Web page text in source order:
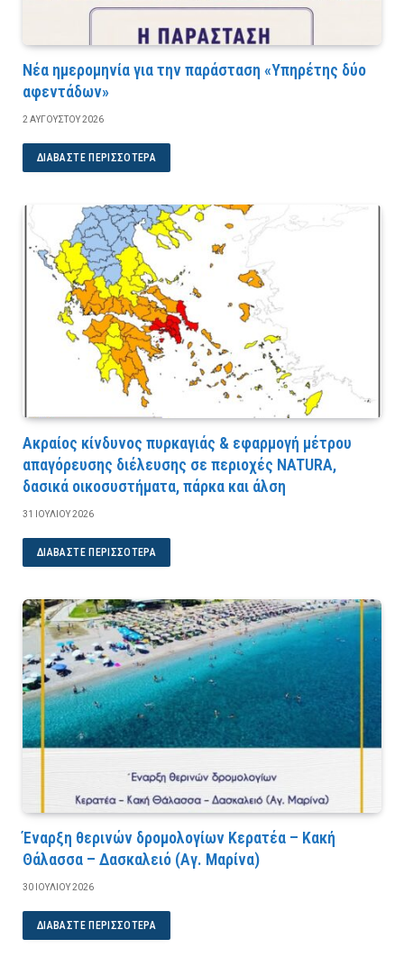
Νέα ημερομηνία για την παράσταση «Υπηρέτης δύο
αφεντάδων»
2 ΑΥΓΟΎΣΤΟΥ 2026
ΔΙΑΒΆΣΤΕ ΠΕΡΙΣΣΌΤΕΡΑ
Ακραίος κίνδυνος πυρκαγιάς & εφαρμογή μέτρου
απαγόρευσης διέλευσης σε περιοχές NATURA,
δασικά οικοσυστήματα, πάρκα και άλση
31 ΙΟΥΛΊΟΥ 2026
ΔΙΑΒΆΣΤΕ ΠΕΡΙΣΣΌΤΕΡΑ
Έναρξη θερινών δρομολογίων Κερατέα – Κακή
Θάλασσα – Δασκαλειό (Αγ. Μαρίνα)
30 ΙΟΥΛΊΟΥ 2026
ΔΙΑΒΆΣΤΕ ΠΕΡΙΣΣΌΤΕΡΑ